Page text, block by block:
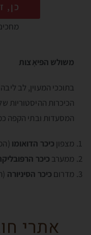
כן,
משולש הפּיאָצות
בתוככי המעוין, לב
הכיכרות ההיסטוריות
המסעדות ובתי הקפה
מצפון כיכר הדוּאומו
ממערב כיכר
מדרום כיכר הסיניורה
אתרי